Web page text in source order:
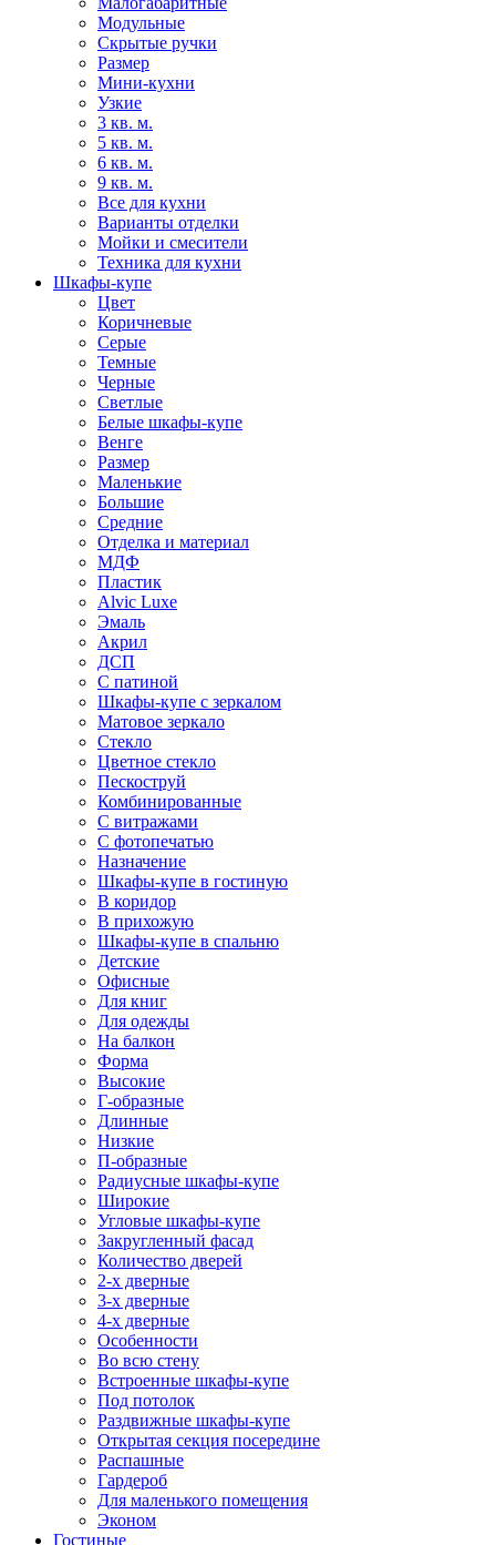
Модульные
Скрытые ручки
Размер
Мини-кухни
Узкие
3 кв. м.
5 кв. м.
6 кв. м.
9 кв. м.
Все для кухни
Варианты отделки
Мойки и смесители
Техника для кухни
Шкафы-купе
Цвет
Коричневые
Серые
Темные
Черные
Светлые
Белые шкафы-купе
Венге
Размер
Маленькие
Большие
Средние
Отделка и материал
МДФ
Пластик
Alvic Luxe
Эмаль
Акрил
ДСП
С патиной
Шкафы-купе с зеркалом
Матовое зеркало
Стекло
Цветное стекло
Пескоструй
Комбинированные
С витражами
С фотопечатью
Назначение
Шкафы-купе в гостиную
В коридор
В прихожую
Шкафы-купе в спальню
Детские
Офисные
Для книг
Для одежды
На балкон
Форма
Высокие
Г-образные
Длинные
Низкие
П-образные
Радиусные шкафы-купе
Широкие
Угловые шкафы-купе
Закругленный фасад
Количество дверей
2-х дверные
3-х дверные
4-х дверные
Особенности
Во всю стену
Встроенные шкафы-купе
Под потолок
Раздвижные шкафы-купе
Открытая секция посередине
Распашные
Гардероб
Для маленького помещения
Эконом
Гостиные